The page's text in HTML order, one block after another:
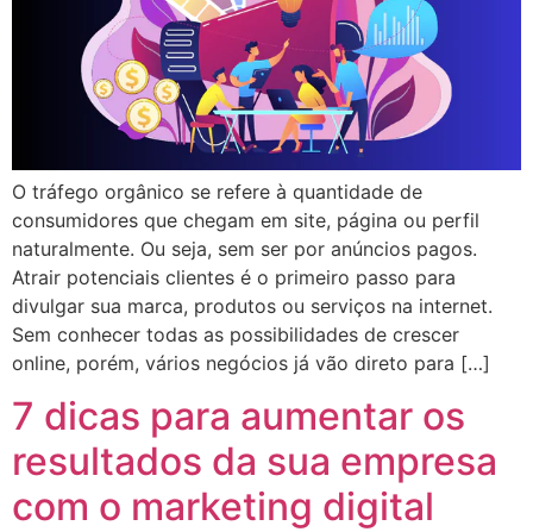
O tráfego orgânico se refere à quantidade de
consumidores que chegam em site, página ou perfil
naturalmente. Ou seja, sem ser por anúncios pagos.
Atrair potenciais clientes é o primeiro passo para
divulgar sua marca, produtos ou serviços na internet.
Sem conhecer todas as possibilidades de crescer
online, porém, vários negócios já vão direto para […]
7 dicas para aumentar os
resultados da sua empresa
com o marketing digital